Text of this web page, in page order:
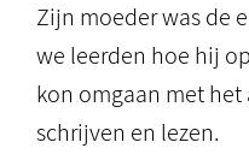
Zijn moeder was de
we leerden hoe hij
kon omgaan met
schrijven en lezen.